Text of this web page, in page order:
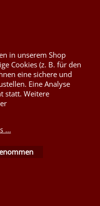
Flammschutzmittel
nach DIN4102B1
Flammenhemmende,
schwer entflammbare
Stoffe DIN4102B1
Nessel Baumwolle natur
in unserem Shop
Cookies (z. B. für den
eine sichere und
Eine Analyse
statt. Weitere
...